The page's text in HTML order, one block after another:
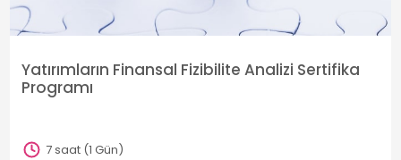
Yatırımların Finansal Fizibilite Analizi Sertifika
Programı
7 saat (1 Gün)